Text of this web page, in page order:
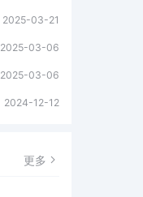
2025-03-21
2025-03-06
2025-03-06
2024-12-12
更多